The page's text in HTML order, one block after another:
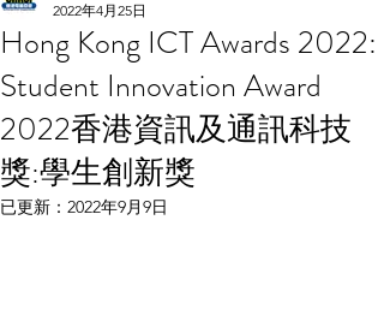
Hong Kong ICT Awards 2022:
Student Innovation Award
2022香港資訊及通訊科技
獎:學生創新獎
2022年4月25日
已更新： 2022年9月9日